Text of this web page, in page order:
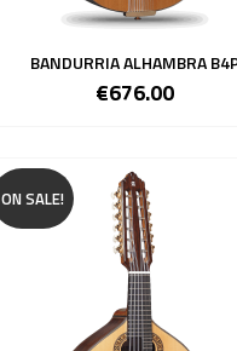
BANDURRIA ALHAMBRA
€676.00
ON SALE!